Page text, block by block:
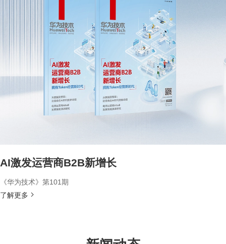
AI激发运营商B2B新增长
《华为技术》第101期
了解更多